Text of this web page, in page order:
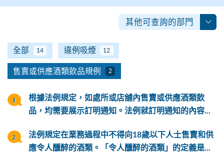
其他可查詢的部門
全部 14 違例吸煙 12
售賣或供應酒類飲品規例 2
根據法例規定，如處所或店舖內售賣或供應酒類飲
品，均需要展示訂明通知。法例就訂明通知的內容...
法例規定在業務過程中不得向18歲以下人士售賣和供
應令人醺醉的酒類。「令人醺醉的酒類」的定義是...